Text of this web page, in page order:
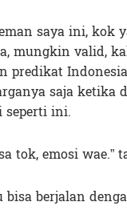
saya ini, kok
mungkin valid,
predikat
saja ketika
seperti ini.
tok, emosi wae.”
berjalan